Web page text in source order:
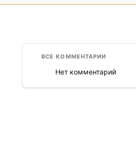
ВСЕ КОММЕНТАРИИ
Нет комментарий